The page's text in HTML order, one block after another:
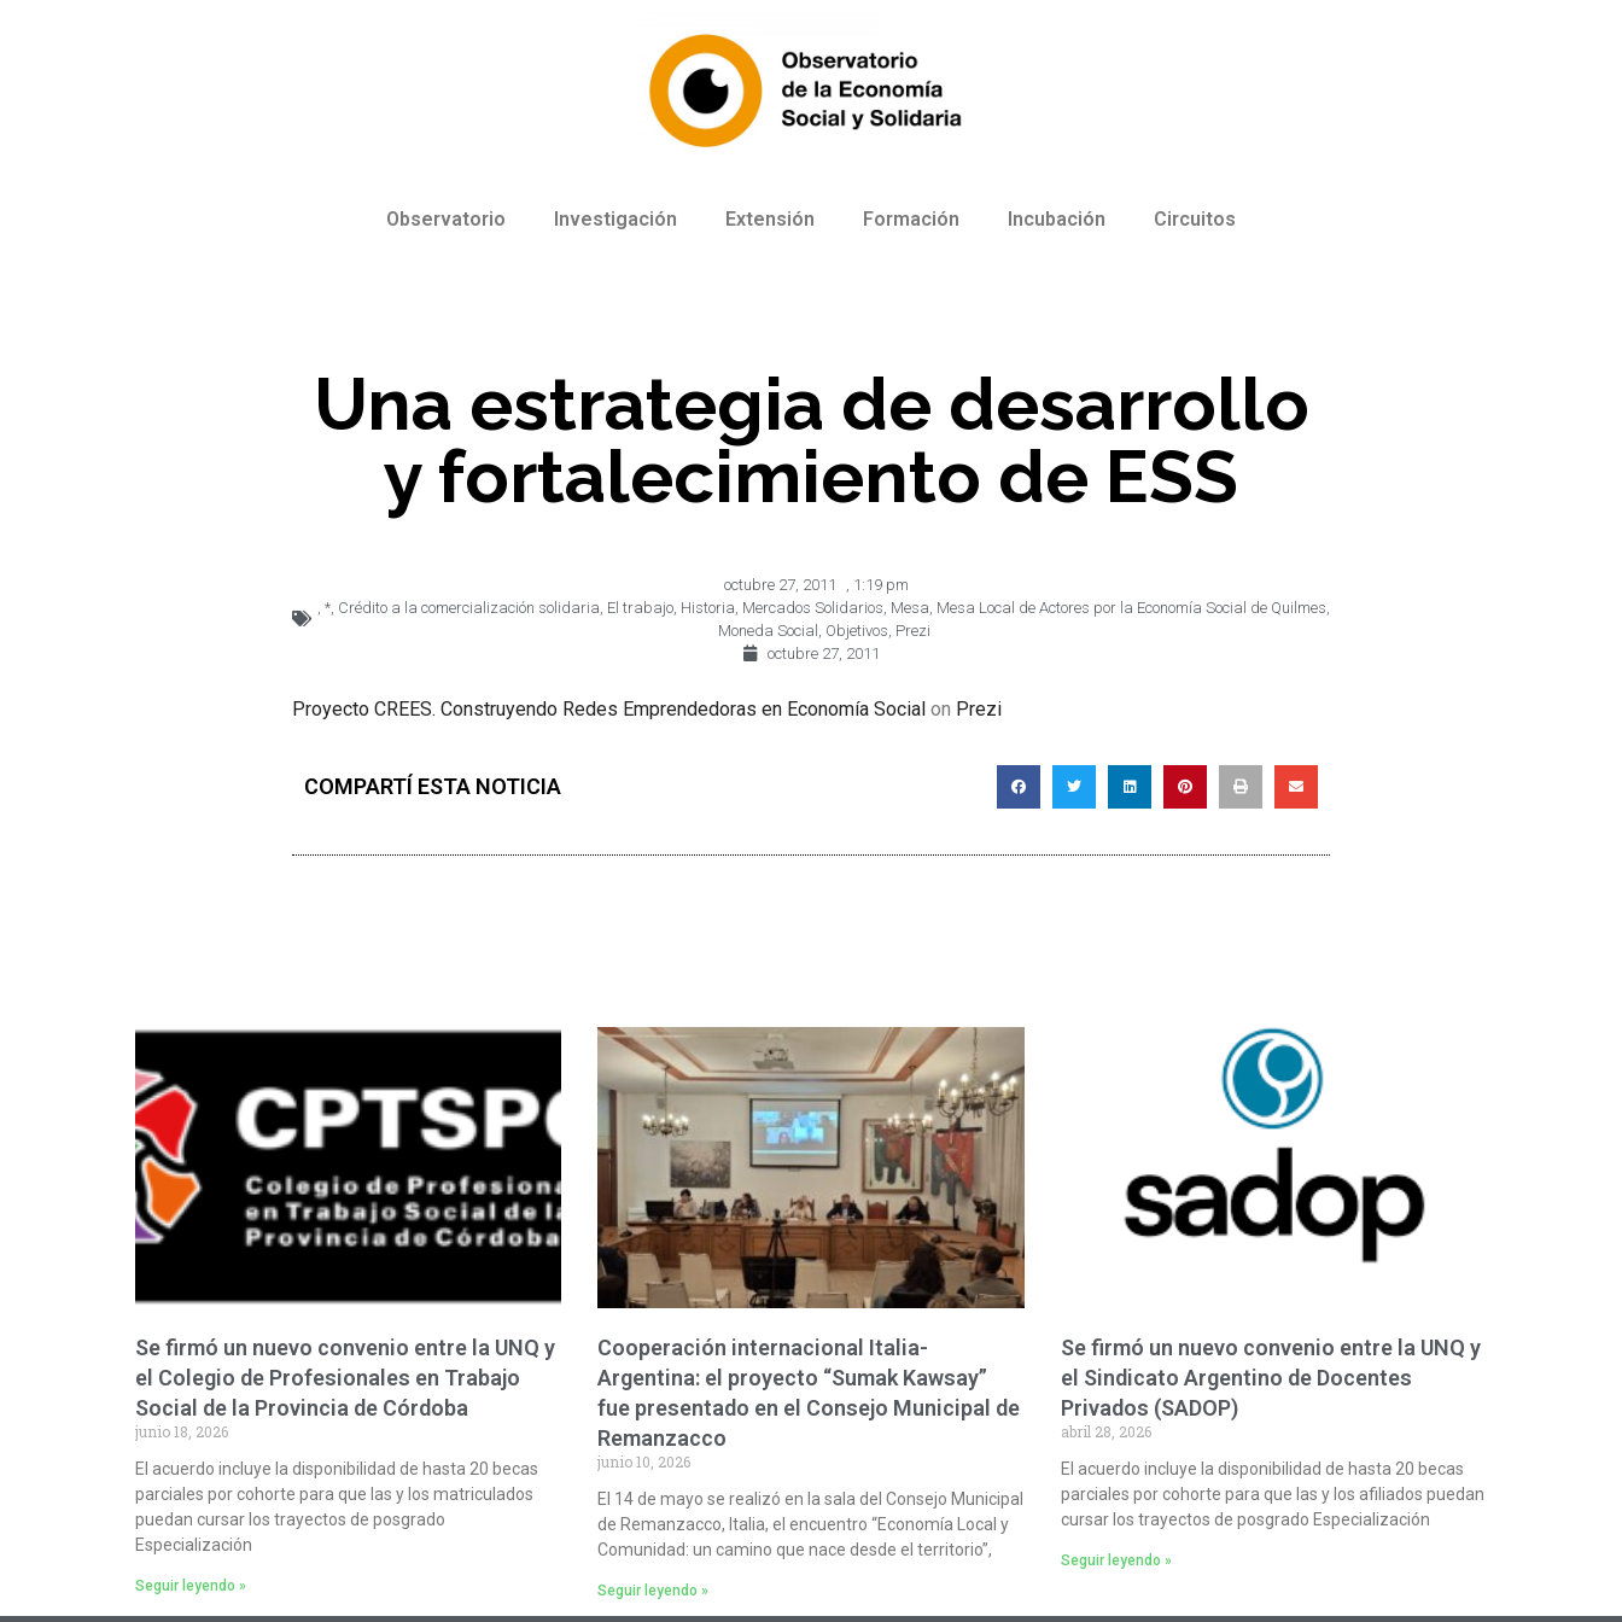
Observatorio Investigación Extensión Formación Incubación Circuitos
Una estrategia de desarrollo
y fortalecimiento de ESS
octubre 27, 2011
1:19 pm
* Crédito a la comercialización solidaria El trabajo Historia Mercados Solidarios Mesa Mesa Local de Actores por la Economía Social de Quilmes
Moneda Social Objetivos Prezi
octubre 27, 2011
Proyecto CREES. Construyendo Redes Emprendedoras en Economía Social on Prezi
COMPARTÍ ESTA NOTICIA
Se firmó un nuevo convenio entre la UNQ y
el Colegio de Profesionales en Trabajo
Social de la Provincia de Córdoba
junio 18, 2026
El acuerdo incluye la disponibilidad de hasta 20 becas
parciales por cohorte para que las y los matriculados
puedan cursar los trayectos de posgrado
Especialización
Seguir leyendo »
Cooperación internacional Italia-
Argentina: el proyecto “Sumak Kawsay”
fue presentado en el Consejo Municipal de
Remanzacco
junio 10, 2026
El 14 de mayo se realizó en la sala del Consejo Municipal
de Remanzacco, Italia, el encuentro “Economía Local y
Comunidad: un camino que nace desde el territorio”,
Seguir leyendo »
Se firmó un nuevo convenio entre la UNQ y
el Sindicato Argentino de Docentes
Privados (SADOP)
abril 28, 2026
El acuerdo incluye la disponibilidad de hasta 20 becas
parciales por cohorte para que las y los afiliados puedan
cursar los trayectos de posgrado Especialización
Seguir leyendo »